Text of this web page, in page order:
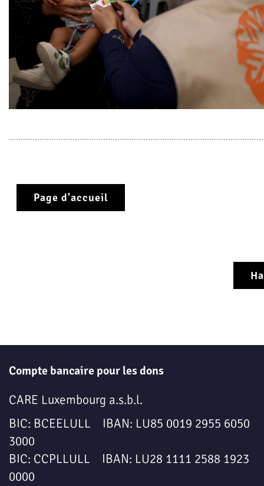
Page d'accueil
Compte bancaire pour les dons
CARE Luxembourg a.s.b.l.
BIC: BCEELULL IBAN: LU85 0019 2955 6050
3000
BIC: CCPLLULL IBAN: LU28 1111 2588 1923
0000